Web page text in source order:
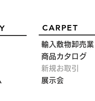
CARPET
輸入敷物卸売業
商品カタログ
新規お取引
展示会